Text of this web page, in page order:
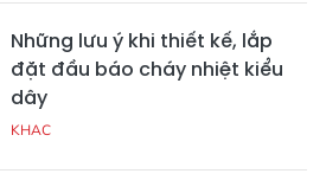
Những lưu ý khi thiết kế, lắp
đặt đầu báo cháy nhiệt kiểu
dây
KHAC